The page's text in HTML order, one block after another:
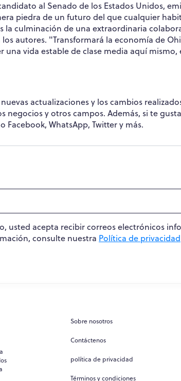
al Senado de los Estados Unidos,
piedra de un futuro del que cualquier
culminación de una extraordinaria
autores. "Transformará la economía de
vida estable de clase media aquí
actualizaciones y los cambios
negocios y otros campos. Además, si te
WhatsApp, Twitter y más.
usted acepta recibir correos electrónicos
consulte nuestra Política de privacidad
Sobre nosotros
Contáctenos
política de privacidad
Términos y condiciones